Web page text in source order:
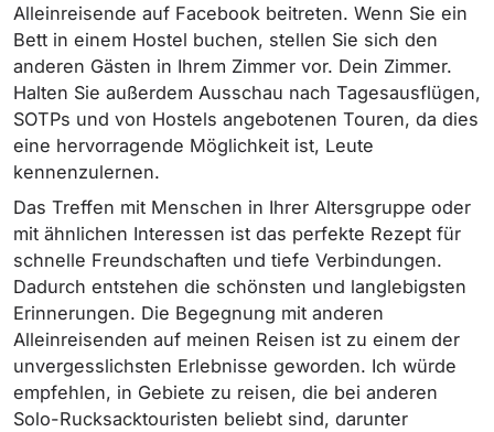
Alleinreisende auf Facebook beitreten. Wenn Sie ein
Bett in einem Hostel buchen, stellen Sie sich den
anderen Gästen in Ihrem Zimmer vor. Dein Zimmer.
Halten Sie außerdem Ausschau nach Tagesausflügen,
SOTPs und von Hostels angebotenen Touren, da dies
eine hervorragende Möglichkeit ist, Leute
kennenzulernen.
Das Treffen mit Menschen in Ihrer Altersgruppe oder
mit ähnlichen Interessen ist das perfekte Rezept für
schnelle Freundschaften und tiefe Verbindungen.
Dadurch entstehen die schönsten und langlebigsten
Erinnerungen. Die Begegnung mit anderen
Alleinreisenden auf meinen Reisen ist zu einem der
unvergesslichsten Erlebnisse geworden. Ich würde
empfehlen, in Gebiete zu reisen, die bei anderen
Solo-Rucksacktouristen beliebt sind, darunter